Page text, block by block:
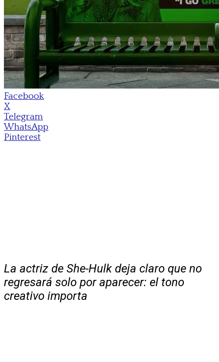
Facebook
X
Telegram
WhatsApp
Pinterest
La actriz de She-Hulk deja claro que no
regresará solo por aparecer: el tono
creativo importa